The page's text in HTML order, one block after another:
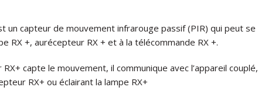
un capteur de mouvement infrarouge passif (PIR) qui peut se
RX +, aurécepteur RX + et à la télécommande RX +.
RX+ capte le mouvement, il communique avec l’appareil couplé,
RX+ ou éclairant la lampe RX+